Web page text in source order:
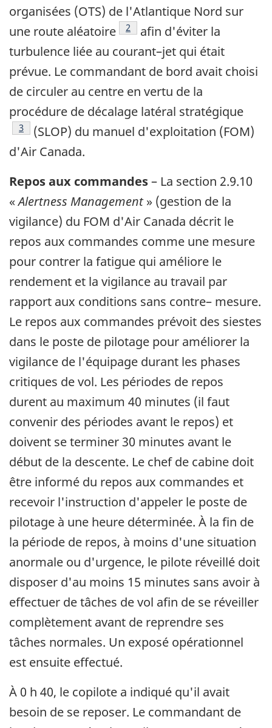
organisées (OTS) de l'Atlantique Nord sur
une route aléatoire
Footnote
2
afin d'éviter la
turbulence liée au courant–jet qui était
prévue. Le commandant de bord avait choisi
de circuler au centre en vertu de la
procédure de décalage latéral stratégique
Footnote
3
(SLOP) du manuel d'exploitation (FOM)
d'Air Canada.
Repos aux commandes– La section 2.9.10
«Alertness Management» (gestion de la
vigilance) du FOM d'Air Canada décrit le
repos aux commandes comme une mesure
pour contrer la fatigue qui améliore le
rendement et la vigilance au travail par
rapport aux conditions sans contre– mesure.
Le repos aux commandes prévoit des siestes
dans le poste de pilotage pour améliorer la
vigilance de l'équipage durant les phases
critiques de vol. Les périodes de repos
durent au maximum 40 minutes (il faut
convenir des périodes avant le repos) et
doivent se terminer 30 minutes avant le
début de la descente. Le chef de cabine doit
être informé du repos aux commandes et
recevoir l'instruction d'appeler le poste de
pilotage à une heure déterminée. À la fin de
la période de repos, à moins d'une situation
anormale ou d'urgence, le pilote réveillé doit
disposer d'au moins 15 minutes sans avoir à
effectuer de tâches de vol afin de se réveiller
complètement avant de reprendre ses
tâches normales. Un exposé opérationnel
est ensuite effectué.
À 0 h 40, le copilote a indiqué qu'il avait
besoin de se reposer. Le commandant de